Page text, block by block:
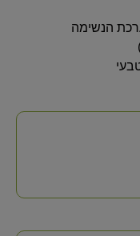
הנשימה